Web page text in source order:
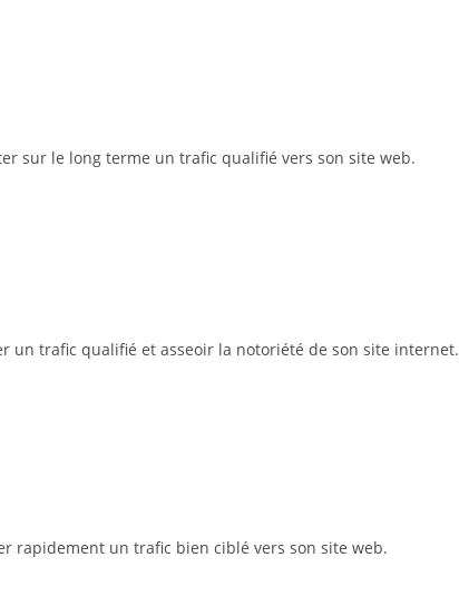
sur le long terme un trafic qualifié vers son site web.
un trafic qualifié et asseoir la notoriété de son site internet.
rapidement un trafic bien ciblé vers son site web.